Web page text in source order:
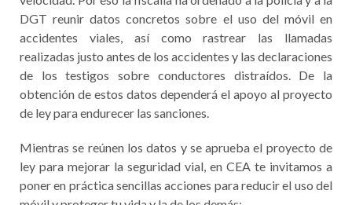
DGT reunir datos concretos sobre el uso del móvil en
accidentes viales, así como rastrear las llamadas
realizadas justo antes de los accidentes y las declaraciones
de los testigos sobre conductores distraídos. De la
obtención de estos datos dependerá el apoyo al proyecto
de ley para endurecer las sanciones.
Mientras se reúnen los datos y se aprueba el proyecto de
ley para mejorar la seguridad vial, en CEA te invitamos a
poner en práctica sencillas acciones para reducir el uso del